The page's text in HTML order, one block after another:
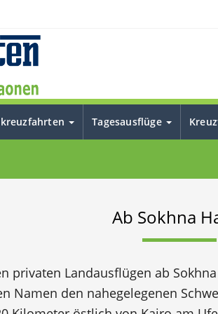
Tagesausflüge
Ab Sokhna
privaten Landausflügen ab
Namen den nahegelegenen